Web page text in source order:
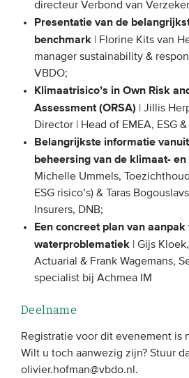
Bestuur
Partners &
WAT WE
Engagement
Benchmarking
Kennisdeling
UITGEBREID
directeur Verbond van
Presentatie van de
benchmark | Florine Kits van
manager sustainability &
VBDO;
Klimaatrisico’s in Own Risk
Assessment (ORSA) | Jillis
Director | Head of EMEA, ESG
Belangrijkste informatie
beheersing van de klimaat- en
Michelle Ummels,
ESG risico’s) & Taras
Insurers, DNB;
Een concreet plan van aanpak
waterproblematiek | Gijs
Actuarial & Frank Wagemans,
specialist bij Achmea IM
Deelname
Registratie voor dit evenement is
Wilt u toch aanwezig zijn? Stuur
olivier.hofman@vbdo.nl.